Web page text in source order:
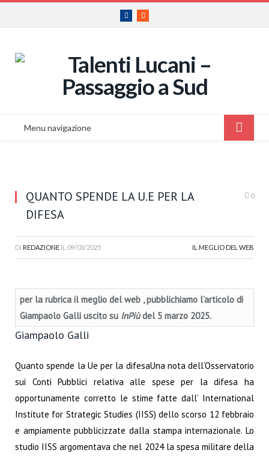
Facebook
RSS
Menu navigazione
QUANTO SPENDE LA U.E PER LA
DIFESA
0
DI REDAZIONE IL 09/03/2025 IL MEGLIO DEL WEB
per la rubrica il meglio del web , pubblichiamo l’articolo di
Giampaolo Galli uscito su InPiùdel 5 marzo 2025.
Giampaolo Galli
Quanto spende la Ue per la difesaUna nota dell’Osservatorio
sui Conti Pubblici relativa alle spese per la difesa ha
opportunamente corretto le stime fatte dall’ International
Institute for Strategic Studies (IISS) dello scorso 12 febbraio
e ampiamente pubblicizzate dalla stampa internazionale. Lo
studio IISS argomentava che nel 2024 la spesa militare della